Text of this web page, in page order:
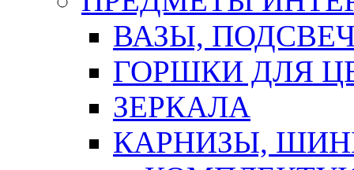
ВАЗЫ,
ГОРШКИ ДЛЯ
ЗЕРКАЛА
КАРНИЗЫ,